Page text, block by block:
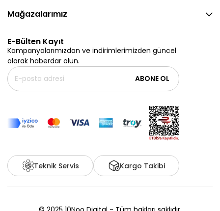
Mağazalarımız
E-Bülten Kayıt
Kampanyalarımızdan ve indirimlerimizden güncel
olarak haberdar olun.
ABONE OL
Teknik Servis Kargo Takibi